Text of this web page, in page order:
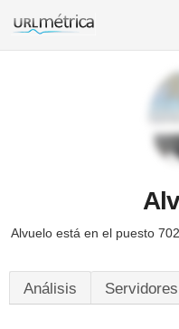
Alvuelo está en el puesto
Análisis Servidores